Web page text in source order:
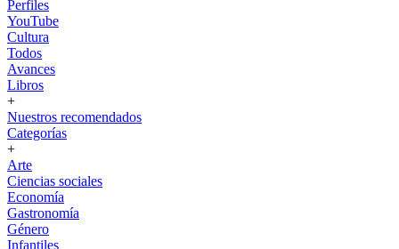
Perfiles
YouTube
Cultura
Todos
Avances
Libros
+
Nuestros recomendados
Categorías
+
Arte
Ciencias sociales
Economía
Gastronomía
Género
Infantiles